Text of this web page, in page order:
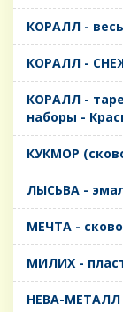
КОРАЛЛ -
КОРАЛЛ -
КОРАЛЛ -
наборы -
КУКМОР
ЛЫСЬВА -
МЕЧТА -
МИЛИХ -
НЕВА-